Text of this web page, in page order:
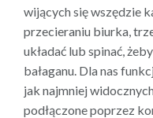
wijących się wszędzie
przecieraniu biurka,
układać lub spinać,
bałaganu. Dla nas
jak najmniej
podłączone poprzez